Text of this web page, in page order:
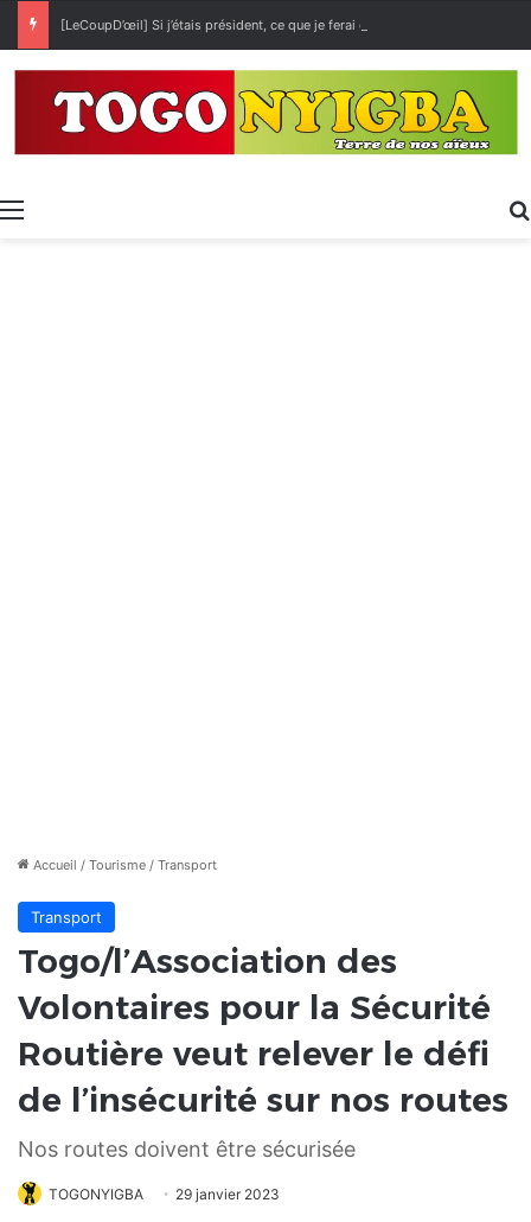
[LeCoupD’œil] Si j’étais président, ce que je ferai des « Évalas »
Menu
Accueil / Tourisme / Transport
Transport
Togo/l’Association des
Volontaires pour la Sécurité
Routière veut relever le défi
de l’insécurité sur nos routes
Nos routes doivent être sécurisée
TOGONYIGBA 29 janvier 2023